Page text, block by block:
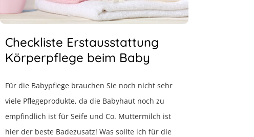
Checkliste Erstausstattung
Körperpflege beim Baby
Für die Babypflege brauchen Sie noch nicht sehr
viele Pflegeprodukte, da die Babyhaut noch zu
empfindlich ist für Seife und Co. Muttermilch ist
hier der beste Badezusatz! Was sollte ich für die